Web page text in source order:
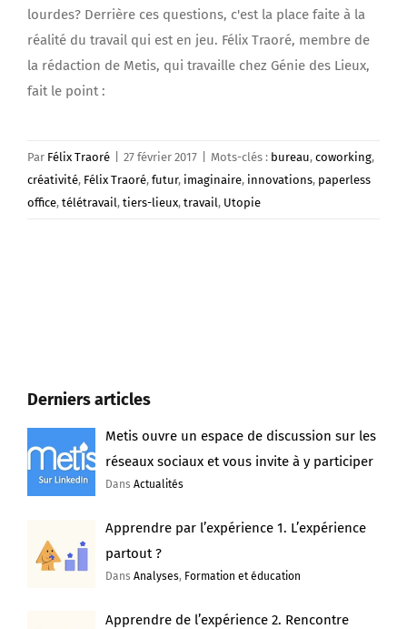
lourdes? Derrière ces questions, c'est la place faite à la
réalité du travail qui est en jeu. Félix Traoré, membre de
la rédaction de Metis, qui travaille chez Génie des Lieux,
fait le point :
Par Félix Traoré 27 février 2017 Mots-clés : bureau, coworking,
créativité, Félix Traoré, futur, imaginaire, innovations, paperless
office, télétravail, tiers-lieux, travail, Utopie
Derniers articles
Metis ouvre un espace de discussion sur les
réseaux sociaux et vous invite à y participer
DansActualités
Apprendre par l’expérience 1. L’expérience
partout ?
DansAnalyses, Formation et éducation
Apprendre de l’expérience 2. Rencontre